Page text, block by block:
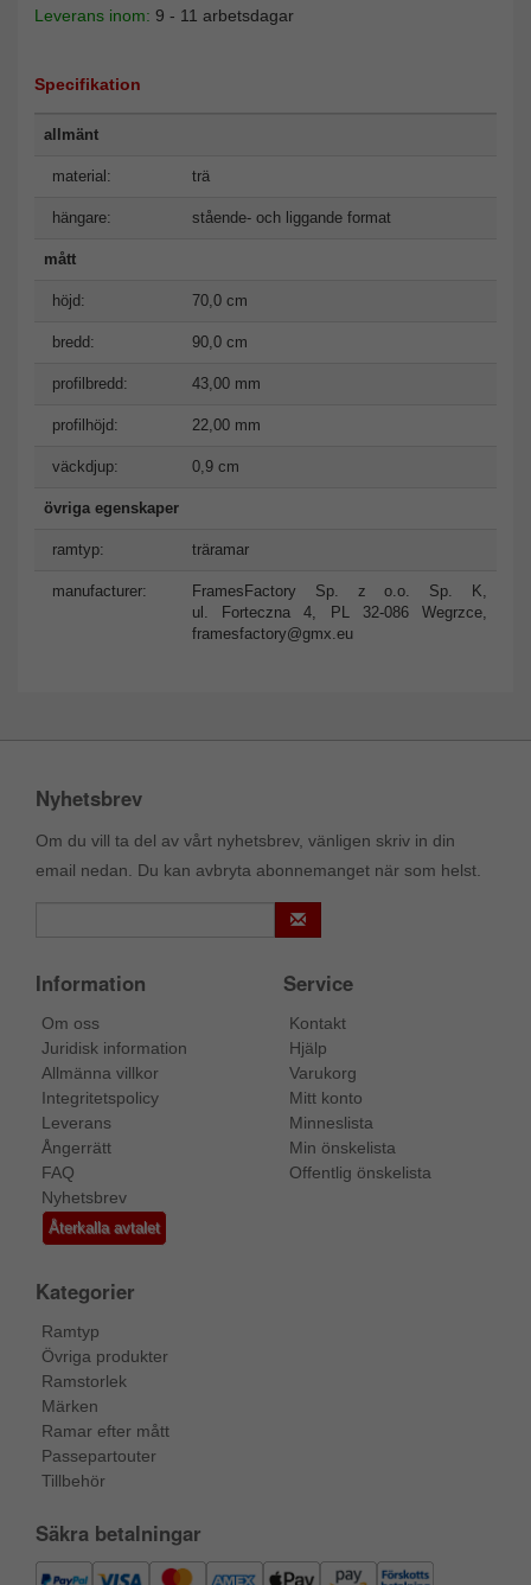
Leverans inom: 9 - 11 arbetsdagar
Specifikation
allmänt
material: trä
hängare: stående- och liggande format
mått
höjd: 70,0 cm
bredd: 90,0 cm
profilbredd: 43,00 mm
profilhöjd: 22,00 mm
väckdjup: 0,9 cm
övriga egenskaper
ramtyp: träramar
manufacturer:
FramesFactory Sp. z o.o. Sp. K,
ul. Forteczna 4, PL 32-086 Wegrzce,
framesfactory@gmx.eu
Nyhetsbrev
Om du vill ta del av vårt nyhetsbrev, vänligen skriv in din
email nedan. Du kan avbryta abonnemanget när som helst.
Information
Om oss
Juridisk information
Allmänna villkor
Integritetspolicy
Leverans
Ångerrätt
FAQ
Nyhetsbrev
Återkalla avtalet
Service
Kontakt
Hjälp
Varukorg
Mitt konto
Minneslista
Min önskelista
Offentlig önskelista
Kategorier
Ramtyp
Övriga produkter
Ramstorlek
Märken
Ramar efter mått
Passepartouter
Tillbehör
Säkra betalningar